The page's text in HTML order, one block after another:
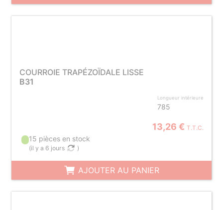
COURROIE TRAPÉZOÏDALE LISSE
B31
Longueur intérieure
785
13,26 € T.T.C.
15 pièces en stock
(il y a 6 jours )
AJOUTER AU PANIER